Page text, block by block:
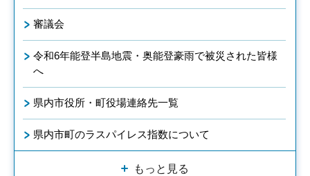
審議会
令和6年能登半島地震・奥能登豪雨で被災された皆様
へ
県内市役所・町役場連絡先一覧
県内市町のラスパイレス指数について
もっと見る